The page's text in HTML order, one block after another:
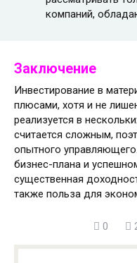
компаний,
Заключение
Инвестирование в
плюсами, хотя и не
реализуется в
считается сложным,
опытного
бизнес-плана и
существенная
также польза для
0